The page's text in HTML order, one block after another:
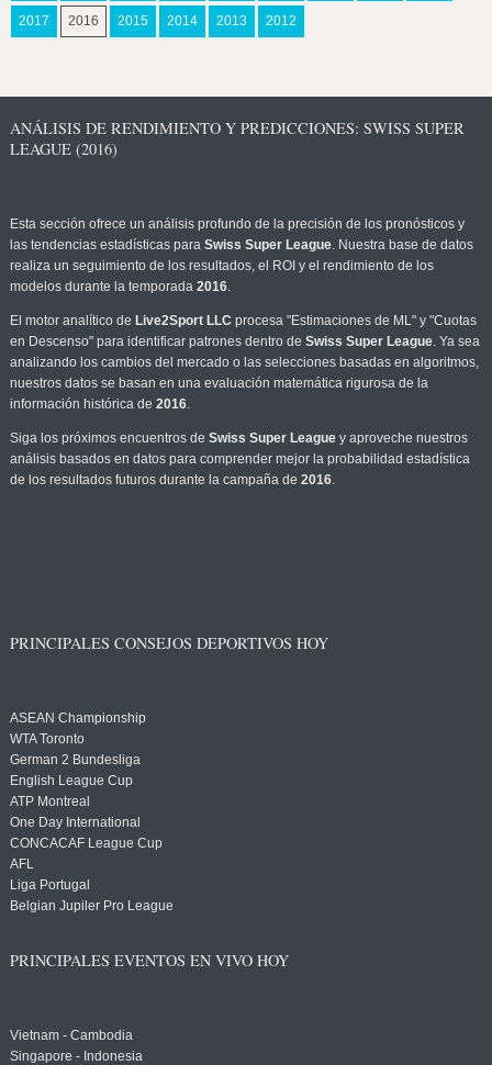
2017 2016 2015 2014 2013 2012
ANÁLISIS DE RENDIMIENTO Y PREDICCIONES: SWISS SUPER
LEAGUE (2016)
Esta sección ofrece un análisis profundo de la precisión de los pronósticos y
las tendencias estadísticas para Swiss Super League. Nuestra base de datos
realiza un seguimiento de los resultados, el ROI y el rendimiento de los
modelos durante la temporada 2016.
El motor analítico de Live2Sport LLC procesa "Estimaciones de ML" y "Cuotas
en Descenso" para identificar patrones dentro de Swiss Super League. Ya sea
analizando los cambios del mercado o las selecciones basadas en algoritmos,
nuestros datos se basan en una evaluación matemática rigurosa de la
información histórica de 2016.
Siga los próximos encuentros de Swiss Super Leaguey aproveche nuestros
análisis basados en datos para comprender mejor la probabilidad estadística
de los resultados futuros durante la campaña de 2016.
PRINCIPALES CONSEJOS DEPORTIVOS HOY
ASEAN Championship
WTA Toronto
German 2 Bundesliga
English League Cup
ATP Montreal
One Day International
CONCACAF League Cup
AFL
Liga Portugal
Belgian Jupiler Pro League
PRINCIPALES EVENTOS EN VIVO HOY
Vietnam - Cambodia
Singapore - Indonesia